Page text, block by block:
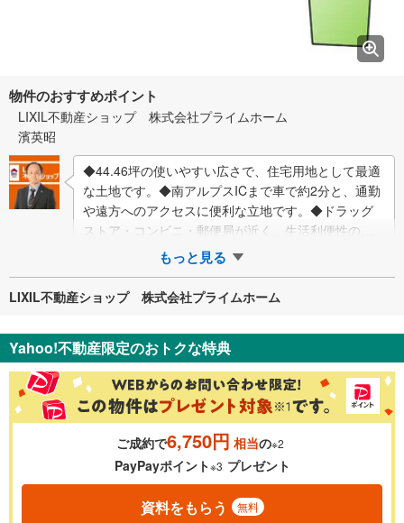
物件のおすすめポイント
LIXIL不動産ショップ 株式会社プライムホーム
濱英昭
◆44.46坪の使いやすい広さで、住宅用地として最適
な土地です。◆南アルプスICまで車で約2分と、通勤
や遠方へのアクセスに便利な立地です。◆ドラッグ
ストア・コンビニ・郵便局が近く、生活利便性の高
い住環境です。◆建築条件がないため、…
もっと見る
LIXIL不動産ショップ 株式会社プライムホーム
Yahoo!不動産限定のおトクな特典
ご成約で6,750円 相当の※2
PayPayポイント※3 プレゼント
資料をもらう 無料